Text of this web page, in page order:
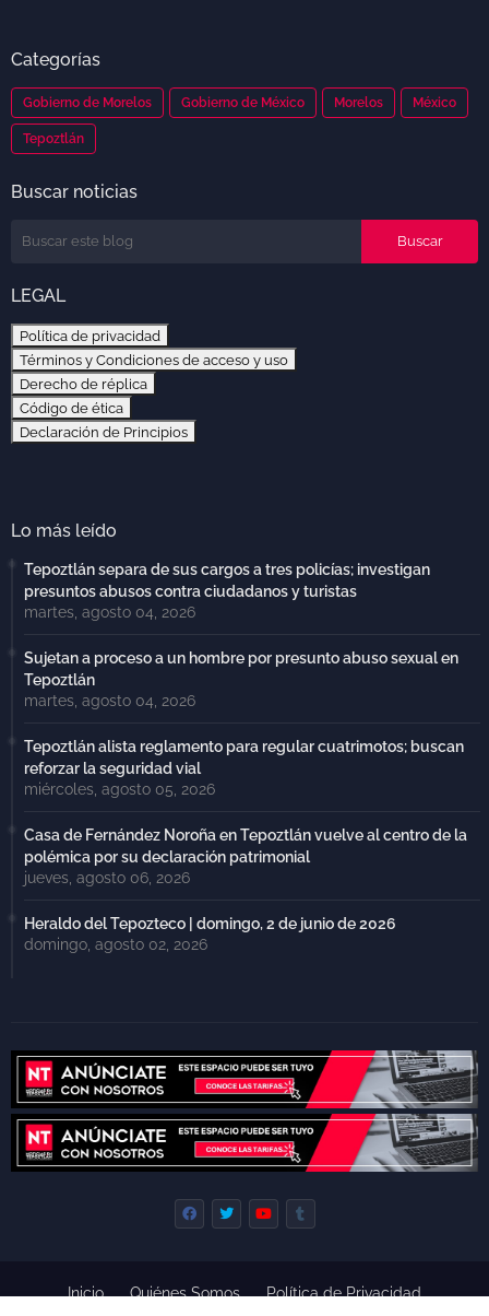
Categorías
Gobierno de Morelos Gobierno de México Morelos México
Tepoztlán
Buscar noticias
LEGAL
Política de privacidad
Términos y Condiciones de acceso y uso
Derecho de réplica
Código de ética
Declaración de Principios
Lo más leído
Tepoztlán separa de sus cargos a tres policías; investigan
presuntos abusos contra ciudadanos y turistas
martes, agosto 04, 2026
Sujetan a proceso a un hombre por presunto abuso sexual en
Tepoztlán
martes, agosto 04, 2026
Tepoztlán alista reglamento para regular cuatrimotos; buscan
reforzar la seguridad vial
miércoles, agosto 05, 2026
Casa de Fernández Noroña en Tepoztlán vuelve al centro de la
polémica por su declaración patrimonial
jueves, agosto 06, 2026
Heraldo del Tepozteco | domingo, 2 de junio de 2026
domingo, agosto 02, 2026
Inicio Quiénes Somos
Política de Privacidad